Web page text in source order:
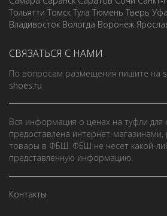
Тольятти Томск Тула Тюмень Тверь Уфа
Владивосток Вологда Воронеж
СВЯЗАТЬСЯ С НАМИ
По вопросам размещения пишите на
shoes.ru
Вся информация о ценах на туфли для
предоставлена интернет-
товары в ФБШ. ФБШ не несет какой-
представленную информацию.
Контакты